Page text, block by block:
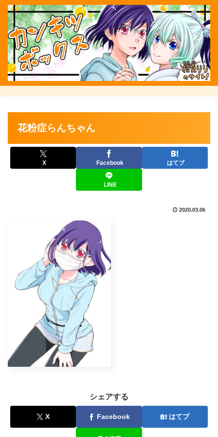
花粉症らんちゃん
X Facebook はてブ
LINE
2020.03.06
シェアする
X Facebook はてブ